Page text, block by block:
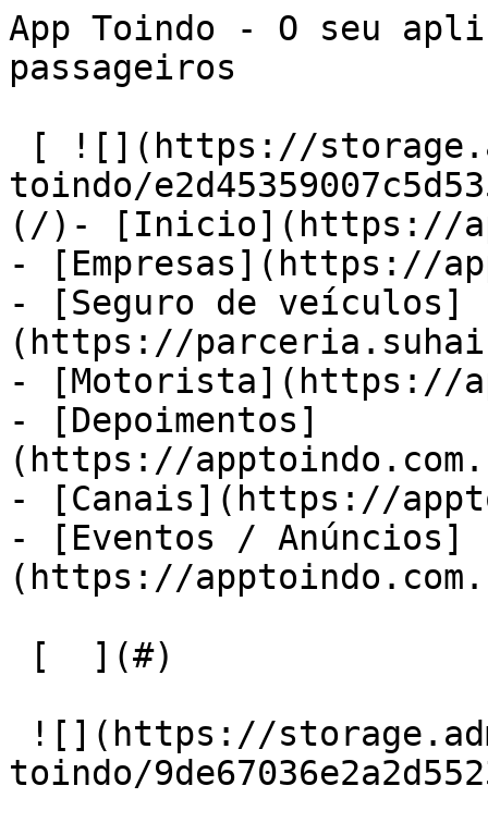
App Toindo - O seu
toindo/
(/)- [Inicio](https://
- [Empresas](https://
- [Seguro de veículos]
(https://
- [Motorista](https://
- [Depoimentos]
(https://
- [Canais](https://
- [Eventos / Anúncios]
(https://
toindo/